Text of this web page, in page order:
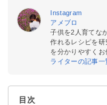
Instagram
アメブロ
子供を2人育てな
作れるレシピを
を分かりやすくお
ライターの記事一
目次